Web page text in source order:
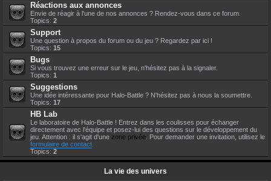
Réactions aux annonces
Envie de réagir à l'une de nos annonces ? Rendez-vous dans ce forum.
Topics: 2
Support
Une question à propos du forum ou du jeu ? Regardez par ici !
Topics: 15
Bugs
Si vous trouvez une erreur sur le jeu, n'hésitez pas à la signaler.
Topics: 1
Suggestions
Une idée intéressante pour Halo-Battle ? N'hésitez pas à nous la soumettre.
Topics: 17
HB Lab
Le laboratoire de Halo-Battle ! Entrez dans les coulisses pour échanger
directement avec l'équipe et posez-lui des questions sur le développement du
jeu. Attention : il s'agit d'une zone privée . Pour demander une invitation, utilisez le
formulaire de contact
Topics: 2
La vie des univers